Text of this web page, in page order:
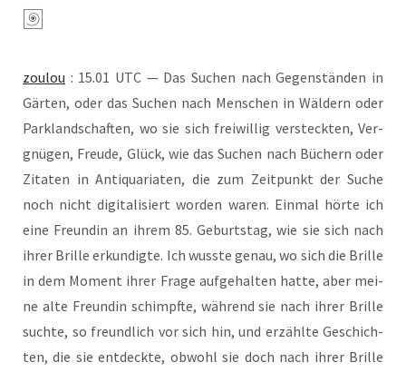
zou­lou : 15.01 UTC — Das Suchen nach Gegen­stän­den in
Gär­ten, oder das Suchen nach Men­schen in Wäl­dern oder
Park­land­schaf­ten, wo sie sich frei­wil­lig ver­steck­ten, Ver­
gnü­gen, Freu­de, Glück, wie das Suchen nach Büchern oder
Zita­ten in Anti­qua­ria­ten, die zum Zeit­punkt der Suche
noch nicht digi­ta­li­siert wor­den waren. Ein­mal hör­te ich
eine Freun­din an ihrem 85. Geburts­tag, wie sie sich nach
ihrer Bril­le erkun­dig­te. Ich wuss­te genau, wo sich die Bril­le
in dem Moment ihrer Fra­ge auf­ge­hal­ten hat­te, aber mei­
ne alte Freun­din schimpf­te, wäh­rend sie nach ihrer Bril­le
such­te, so freund­lich vor sich hin, und erzähl­te Geschich­
ten, die sie ent­deck­te, obwohl sie doch nach ihrer Bril­le